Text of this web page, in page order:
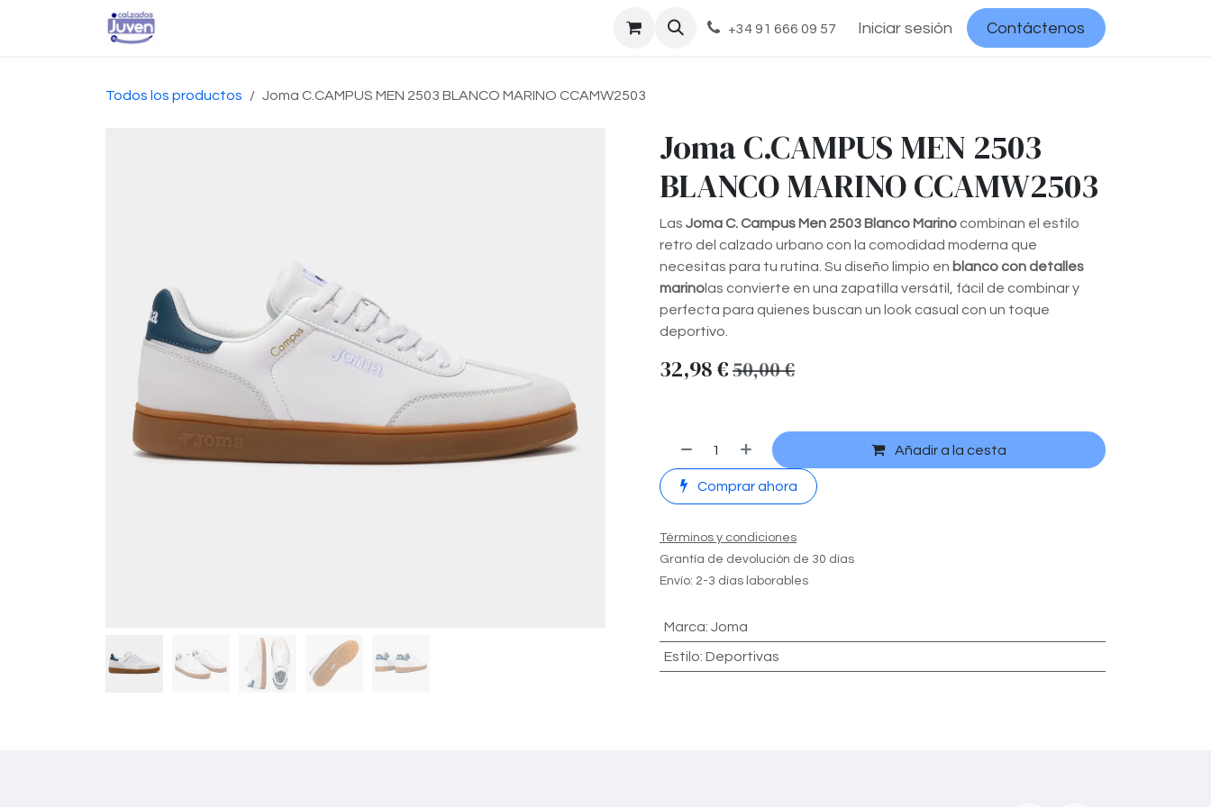
+34 91 666 09 57 Iniciar sesión Contáctenos
Todos los productos Joma C.CAMPUS MEN 2503 BLANCO MARINO CCAMW2503
Joma C.CAMPUS MEN 2503
BLANCO MARINO CCAMW2503
Las Joma C. Campus Men 2503 Blanco Marino combinan el estilo
retro del calzado urbano con la comodidad moderna que
necesitas para tu rutina. Su diseño limpio en blanco con detalles
marino las convierte en una zapatilla versátil, fácil de combinar y
perfecta para quienes buscan un look casual con un toque
deportivo.
32,98€50,00€
Añadir a la cesta
Comprar ahora
Términos y condiciones
Grantía de devolución de 30 días
Envío: 2-3 días laborables
Marca: Joma
Estilo: Deportivas